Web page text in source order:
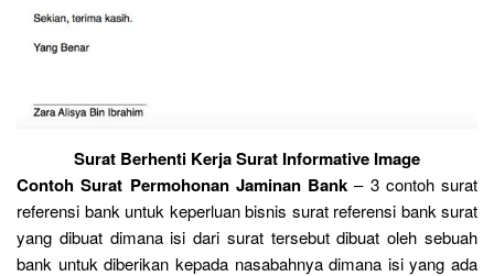
Surat Berhenti Kerja Surat Informative Image
Contoh Surat Permohonan Jaminan Bank – 3 contoh surat
referensi bank untuk keperluan bisnis surat referensi bank surat
yang dibuat dimana isi dari surat tersebut dibuat oleh sebuah
bank untuk diberikan kepada nasabahnya dimana isi yang ada